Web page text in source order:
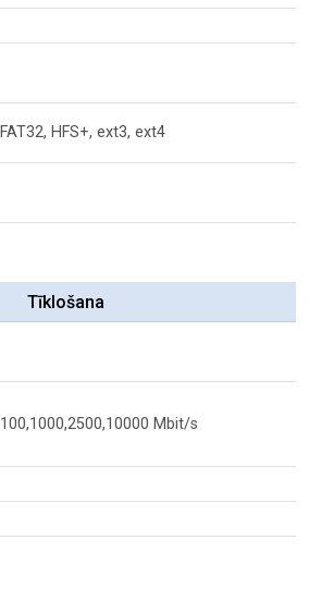
FAT32, HFS+, ext3, ext4
Tīklošana
100,1000,2500,10000 Mbit/s